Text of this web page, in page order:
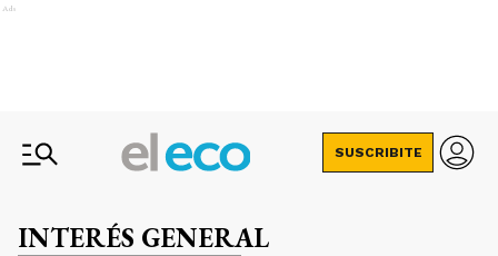
Ads
SUSCRIBITE
INTERÉS GENERAL